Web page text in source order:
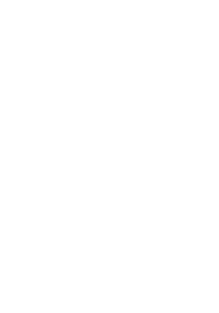
nabídku na míru, ale
Používáním tohoto